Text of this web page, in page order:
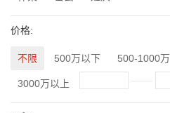
价格:
不限 500万以下 500-1000万
3000万以上